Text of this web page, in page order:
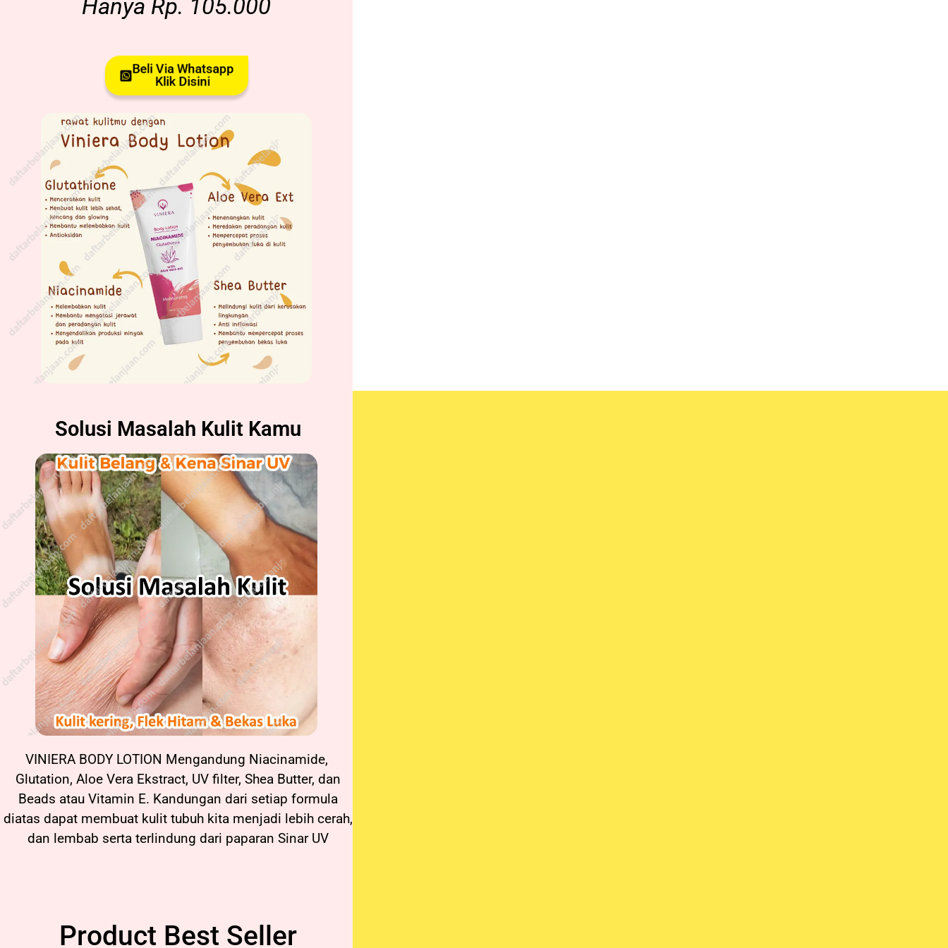
Hanya Rp. 105.000
Beli Via Whatsapp
Klik Disini
Solusi Masalah Kulit Kamu
VINIERA BODY LOTION Mengandung Niacinamide,
Glutation, Aloe Vera Ekstract, UV filter, Shea Butter, dan
Beads atau Vitamin E. Kandungan dari setiap formula
diatas dapat membuat kulit tubuh kita menjadi lebih cerah,
dan lembab serta terlindung dari paparan Sinar UV
Product Best Seller